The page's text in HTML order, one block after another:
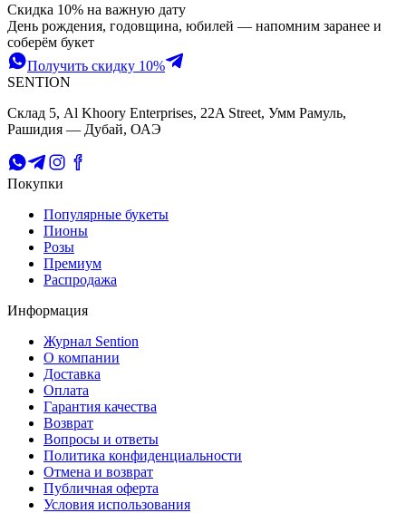
Скидка 10% на важную дату
День рождения, годовщина, юбилей — напомним заранее и
соберём букет
Получить скидку 10%
SENTION
Склад 5, Al Khoory Enterprises, 22A Street, Умм Рамуль,
Рашидия — Дубай, ОАЭ
Покупки
Популярные букеты
Пионы
Розы
Премиум
Распродажа
Информация
Журнал Sention
О компании
Доставка
Оплата
Гарантия качества
Возврат
Вопросы и ответы
Политика конфиденциальности
Отмена и возврат
Публичная оферта
Условия использования